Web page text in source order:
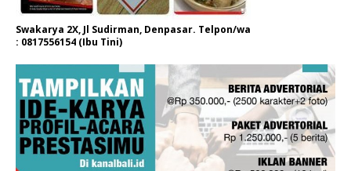
Swakarya 2X, Jl Sudirman, Denpasar. Telpon/wa
: 0817556154 (Ibu Tini)